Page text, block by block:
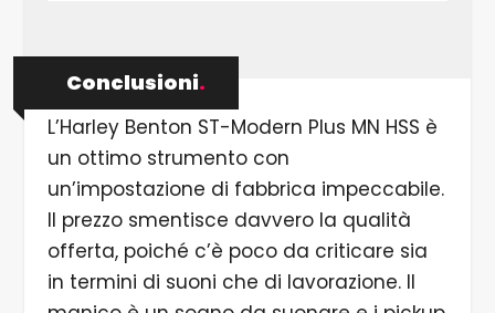
Conclusioni.
L’Harley Benton ST-Modern Plus MN HSS è
un ottimo strumento con
un’impostazione di fabbrica impeccabile.
Il prezzo smentisce davvero la qualità
offerta, poiché c’è poco da criticare sia
in termini di suoni che di lavorazione. Il